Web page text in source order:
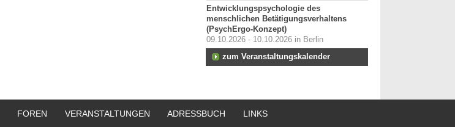
Entwicklungspsychologie des
menschlichen Betätigungsverhaltens
(PsychErgo-Konzept)
09.10.2026 - 10.10.2026 in Berlin
zum Veranstaltungskalender
FOREN VERANSTALTUNGEN ADRESSBUCH LINKS